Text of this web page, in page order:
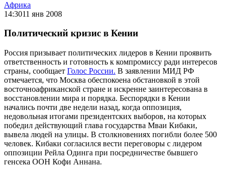
Африка
14:3011 янв 2008
Политический кризис в Кении
Россия призывает политических лидеров в Кении проявить
ответственность и готовность к компромиссу ради интересов
страны, сообщает Голос России. В заявлении МИД РФ
отмечается, что Москва обеспокоена обстановкой в этой
восточноафриканской стране и искренне заинтересована в
восстановлении мира и порядка. Беспорядки в Кении
начались почти две недели назад, когда оппозиция,
недовольная итогами президентских выборов, на которых
победил действующий глава государства Мваи Кибаки,
вывела людей на улицы. В столкновениях погибли более 500
человек. Кибаки согласился вести переговоры с лидером
оппозиции Рейла Одинга при посредничестве бывшего
генсека ООН Кофи Аннана.